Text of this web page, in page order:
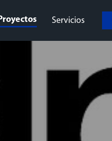
Servicios